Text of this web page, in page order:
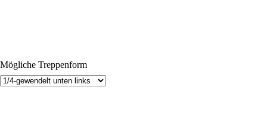
Mögliche Treppenform